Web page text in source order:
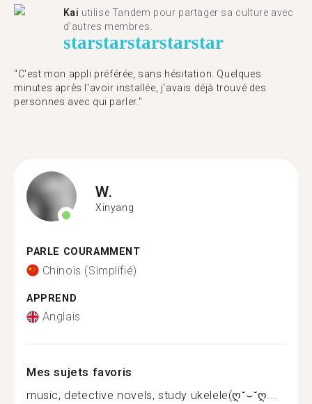
Kai utilise Tandem pour partager sa culture avec
d'autres membres.
starstarstarstarstar
"C'est mon appli préférée, sans hésitation. Quelques
minutes après l'avoir installée, j'avais déjà trouvé des
personnes avec qui parler."
W.
Xinyang
PARLE COURAMMENT
Chinois (Simplifié)
APPREND
Anglais
Mes sujets favoris
music, detective novels, study ukelele(ღ˘⌣˘ღ...